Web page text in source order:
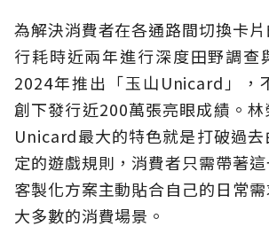
為解決消費者在各通路間切換卡
行耗時近兩年進行深度田野調查
2024年推出「玉山Unicard」，
創下發行近200萬張亮眼成績。
Unicard最大的特色就是打破過
定的遊戲規則，消費者只需帶著
客製化方案主動貼合自己的日常
大多數的消費場景。